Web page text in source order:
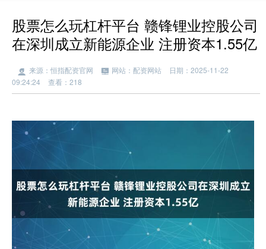
股票怎么玩杠杆平台 赣锋锂业控股公司
在深圳成立新能源企业 注册资本1.55亿
来源：恒指配资官网 网站：配资网站
日期：2025-11-22
09:24:24
查看：218